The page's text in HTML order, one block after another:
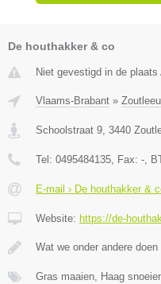
De houthakker & co
Niet gevestigd in de
Vlaams-Brabant »
Schoolstraat 9, 3440
Tel: 0495484135, Fax: -,
E-mail › De houthakker &
Website: https://de-
Wat we onder andere doen
Gras maaien, Haag